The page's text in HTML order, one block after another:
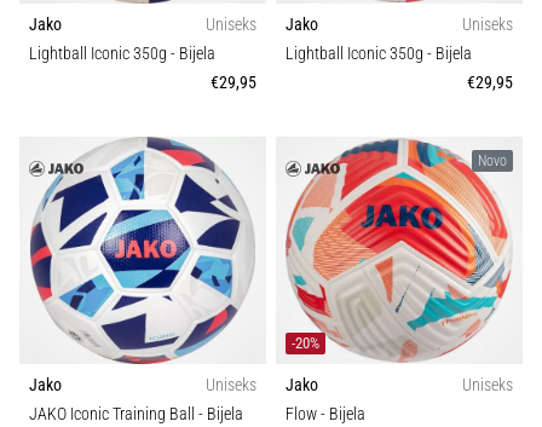
Jako
Uniseks
Lightball Iconic 350g - Bijela
€29,95
Jako
Uniseks
Lightball Iconic 350g - Bijela
€29,95
Jako
Uniseks
JAKO Iconic Training Ball - Bijela
Novo
-20%
Jako
Uniseks
Flow- Bijela